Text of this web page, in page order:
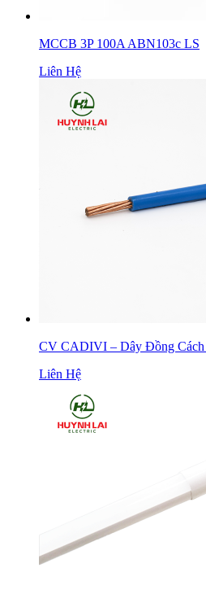
MCCB 3P 100A ABN103c LS
Liên Hệ
CV CADIVI – Dây Đồng
Liên Hệ